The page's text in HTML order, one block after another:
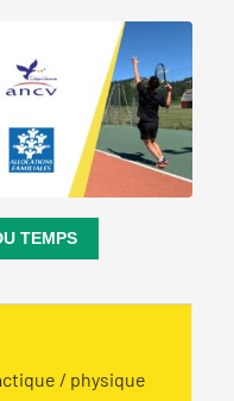
TEMPS
/ physique